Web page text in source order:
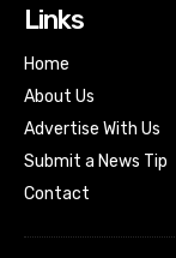
Links
Home
About Us
Advertise With Us
Submit a News Tip
Contact